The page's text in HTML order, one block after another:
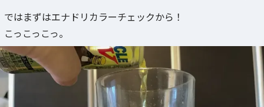
ではまずはエナドリカラーチェックから！
こっこっこっ。